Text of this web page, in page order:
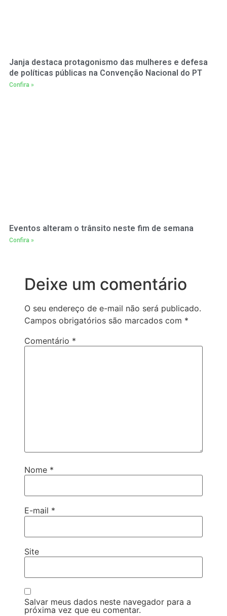
Janja destaca protagonismo das mulheres e defesa
de políticas públicas na Convenção Nacional do PT
Confira »
Eventos alteram o trânsito neste fim de semana
Confira »
Deixe um comentário
O seu endereço de e-mail não será publicado.
Campos obrigatórios são marcados com *
Comentário *
Nome *
E-mail *
Site
Salvar meus dados neste navegador para a
próxima vez que eu comentar.